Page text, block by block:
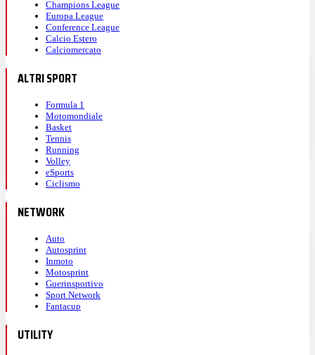
Champions League
Europa League
Conference League
Calcio Estero
Calciomercato
ALTRI SPORT
Formula 1
Motomondiale
Basket
Tennis
Running
Volley
eSports
Ciclismo
NETWORK
Auto
Autosprint
Inmoto
Motosprint
Guerinsportivo
Sport Network
Fantacup
UTILITY